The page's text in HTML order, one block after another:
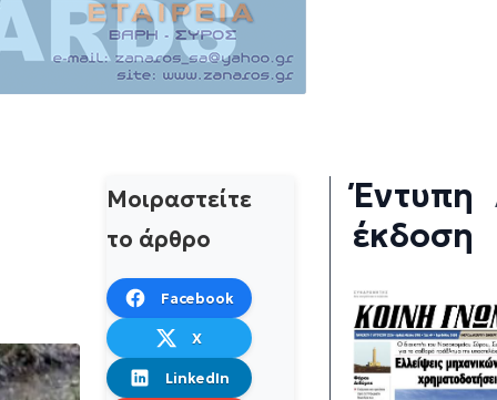
Μοιραστείτε
το άρθρο
Facebook
X
LinkedIn
Έντυπη
έκδοση